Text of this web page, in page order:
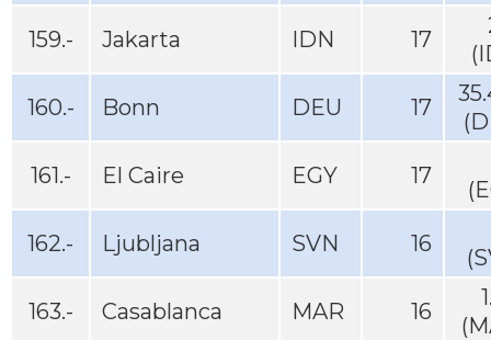
159.- Jakarta IDN 17
160.- Bonn DEU 17
161.- El Caire EGY 17
162.- Ljubljana SVN 16
163.- Casablanca MAR 16